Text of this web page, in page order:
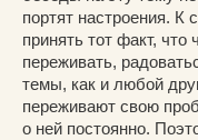
портят настроения. К
принять тот факт, что
переживать,
темы, как и любой
переживают свою
о ней постоянно.